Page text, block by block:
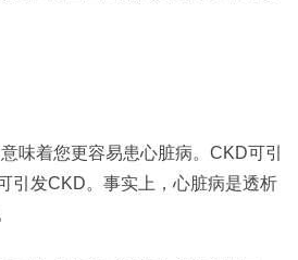
味着您更容易患心脏病。CKD可引
引发CKD。事实上，心脏病是透析